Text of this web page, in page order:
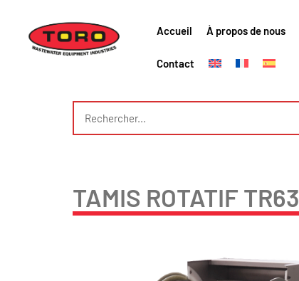
Accueil À propos de nous
Contact
TAMIS ROTATIF TR63